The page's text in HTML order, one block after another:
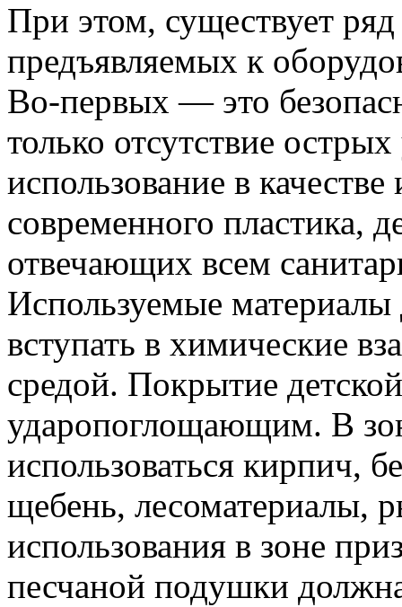
При этом, существует
предъявляемых к
Во-первых — это
только отсутствие
использование в
современного пластика,
отвечающих всем
Используемые
вступать в химические
средой. Покрытие
ударопоглощающим. В
использоваться кирпич,
щебень, лесоматериалы,
использования в зоне
песчаной подушки